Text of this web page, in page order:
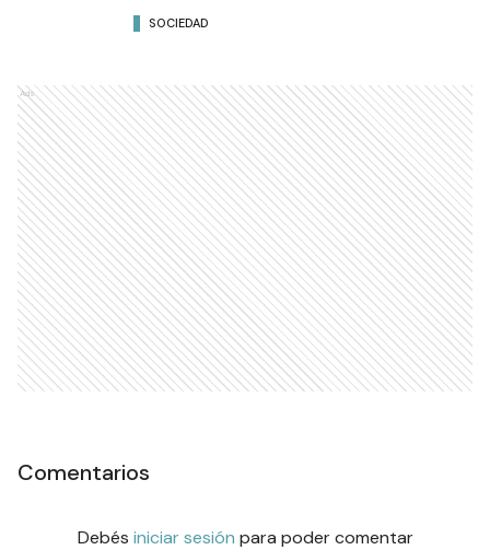
SOCIEDAD
Ads
Comentarios
Debés iniciar sesión para poder comentar